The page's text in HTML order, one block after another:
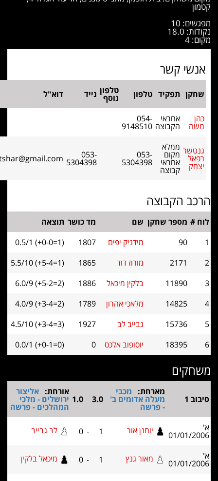
10
קשר
תפקיד טלפון טלפון
נוסף נייד דוא"ל
אחראי
הקבוצה
054-
9148510
ממלא
מקום
אחראי
קבוצה
053-
5304398
5304398
rafigantshar@gmail.com
הקבוצה
מספר שחקן שם
תוצאה
90
מידניק יפים 1807
0.5/1 (+0-0=1)
2171
מורוז דוד 1865
5.5/10 (+5-4=1)
11890
בלקין מיכאל 1886
6.0/9 (+5-2=2)
14825
מלאכי אהרון 1789
4.0/9 (+3-4=2)
15736
גבייב לב 1927
4.5/10 (+3-4=3)
18395
יוסופוב אלכס 0
0.0/1 (+0-1=0)
מארחת:מכבי
מעלה אדומים ב' 3.0
1.0
אורחת:אליצור
ירושלים - מלכי
המהלכים - פרשה
01/ יוחנן אור 1 לב גבייב
01/ מאור גנץ 1 מיכאל בלקין